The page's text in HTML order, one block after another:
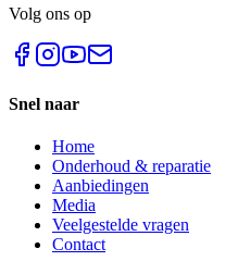
Volg ons op
Snel naar
Home
Onderhoud & reparatie
Aanbiedingen
Media
Veelgestelde vragen
Contact